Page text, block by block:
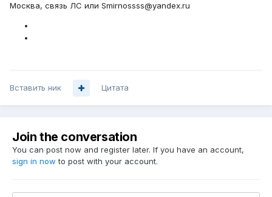
Москва, связь ЛС или Smirnossss@yandex.ru
Вставить ник Цитата
Join the conversation
You can post now and register later. If you have an account,
sign in now to post with your account.